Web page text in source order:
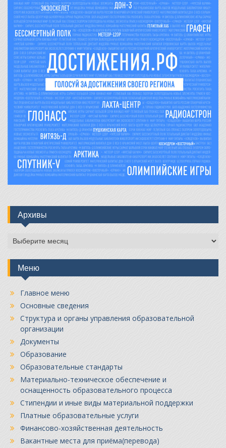
Архивы
Архивы
Меню
Главное меню
Основные сведения
Структура и органы управления образовательной
организации
Документы
Образование
Образовательные стандарты
Материально-техническое обеспечение и
оснащенность образовательного процесса
Стипендии и иные виды материальной поддержки
Платные образовательные услуги
Финансово-хозяйственная деятельность
Вакантные места для приёма(перевода)